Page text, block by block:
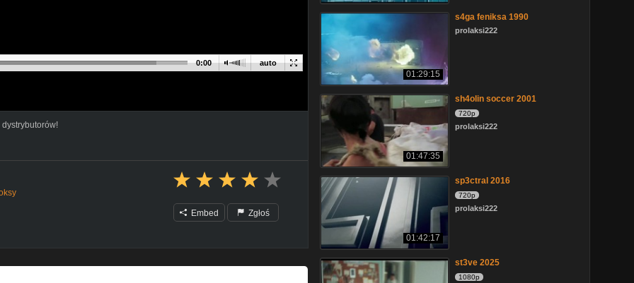
auto
0:00
Embed Zgłoś
01:29:15
s4ga feniksa 1990
prolaksi222
01:47:35
sh4olin soccer 2001
720p
prolaksi222
01:42:17
sp3ctral 2016
720p
prolaksi222
st3ve 2025
1080p